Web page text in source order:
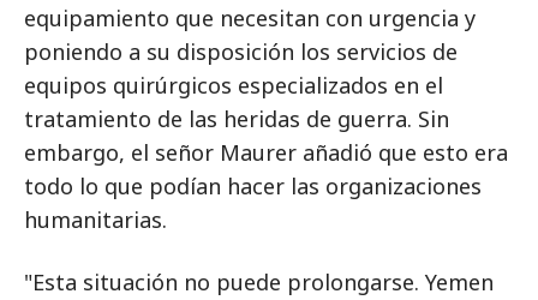
equipamiento que necesitan con urgencia y
poniendo a su disposición los servicios de
equipos quirúrgicos especializados en el
tratamiento de las heridas de guerra. Sin
embargo, el señor Maurer añadió que esto era
todo lo que podían hacer las organizaciones
humanitarias.
"Esta situación no puede prolongarse. Yemen